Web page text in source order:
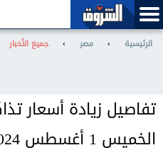
الرئيسية › مصر › جميع الأخبار
تفاصيل زيادة أسعار
الخميس 1 أغسطس 2024